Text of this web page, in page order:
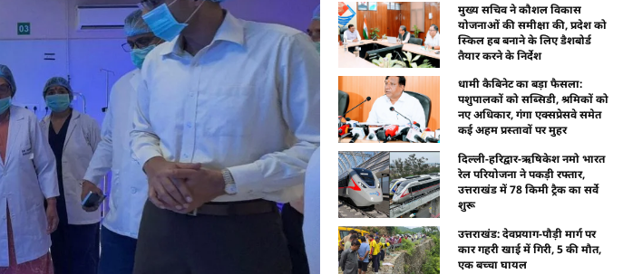
मुख्य सचिव ने कौशल विकास
योजनाओं की समीक्षा की, प्रदेश को
स्किल हब बनाने के लिए डैशबोर्ड
तैयार करने के निर्देश
धामी कैबिनेट का बड़ा फैसला:
पशुपालकों को सब्सिडी, श्रमिकों को
नए अधिकार, गंगा एक्सप्रेसवे समेत
कई अहम प्रस्तावों पर मुहर
दिल्ली-हरिद्वार-ऋषिकेश नमो भारत
रेल परियोजना ने पकड़ी रफ्तार,
उत्तराखंड में 78 किमी ट्रैक का सर्वे
शुरू
उत्तराखंड: देवप्रयाग-पौड़ी मार्ग पर
कार गहरी खाई में गिरी, 5 की मौत,
एक बच्चा घायल